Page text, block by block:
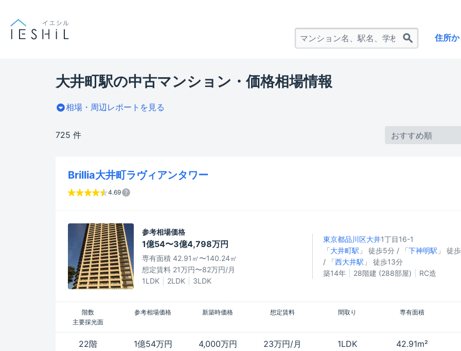
住所
大井町駅の中古マンション・価格相場情報
相場・周辺レポートを見る
725 件
Brillia大井町ラヴィアンタワー
4.69
参考相場価格
1億54〜3億4,798万円
専有面積 42.91㎡〜140.24㎡
想定賃料 21万円〜82万円/月
1LDK
2LDK 3LDK
東京都品川区大井1丁目16-1
「大井町駅 」 徒歩5分 / 「下神明駅 」 徒
/ 「西大井駅 」 徒歩13分
築14年
28階建 (288部屋) RC造
階数 参考相場価格 新築時価格 想定賃料 間取り
専有面積
主要採光面
22階 1億54万円 4,000万円 23万円/月 1LDK
42.91m²